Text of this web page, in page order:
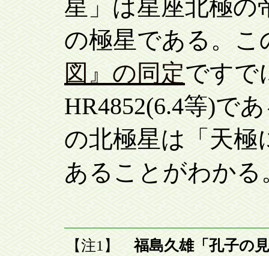
星」は星座北極の
の極星である。こ
図』の同定ですで
HR4852(6.4等)で
の北極星は「天極
あることがわかる
【注1】福島久雄「孔子の